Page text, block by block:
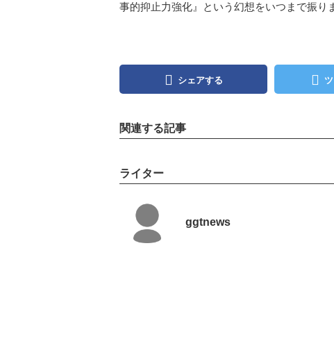
事的抑止力強化』という幻想をいつまで振り
シェアする
関連する記事
ライター
ggtnews